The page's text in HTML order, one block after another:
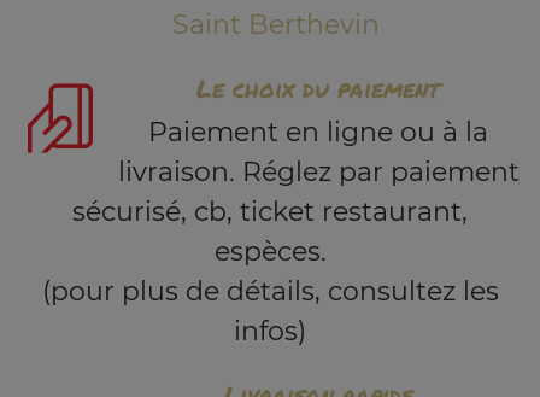
Saint Berthevin
Le choix du paiement
Paiement en ligne ou à la
livraison. Réglez par paiement
sécurisé, cb, ticket restaurant,
espèces.
(pour plus de détails, consultez les
infos)